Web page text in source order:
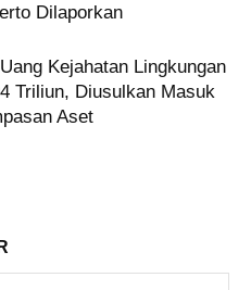
Dilaporkan
Kejahatan Lingkungan
Triliun, Diusulkan Masuk
Aset